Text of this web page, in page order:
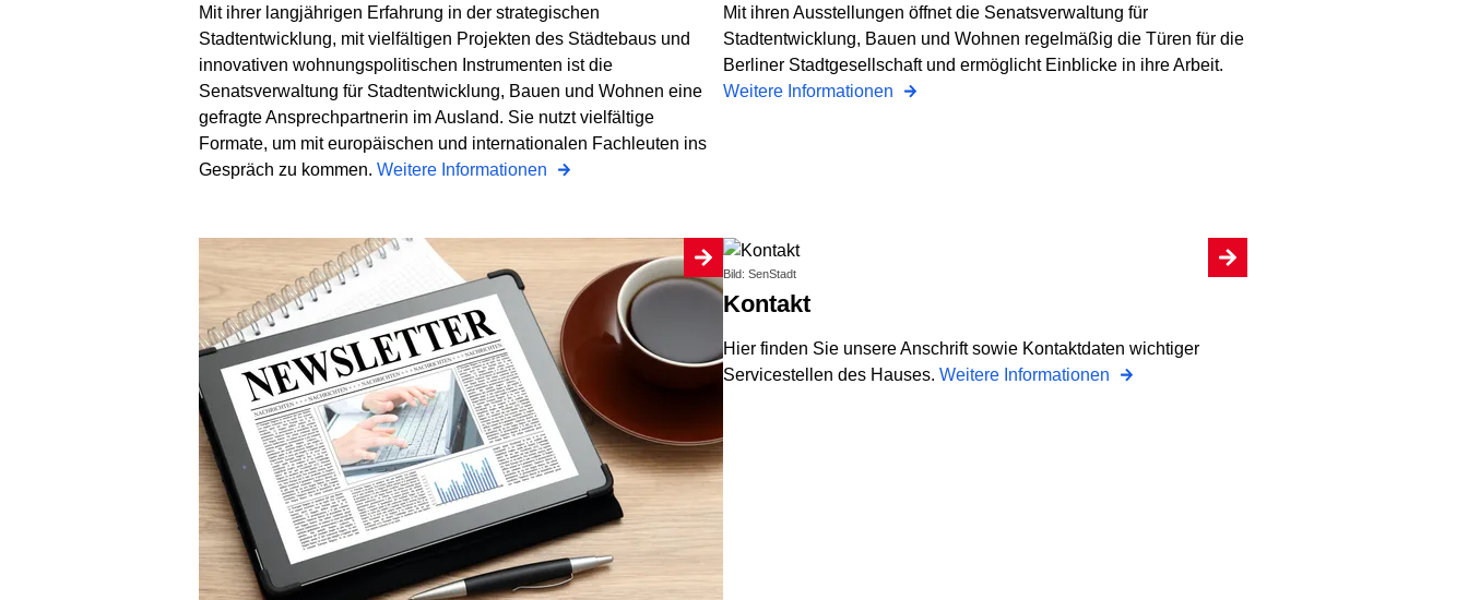
Mit ihrer langjährigen Erfahrung in der strategischen
Stadtentwicklung, mit vielfältigen Projekten des Städtebaus und
innovativen wohnungspolitischen Instrumenten ist die
Senatsverwaltung für Stadtentwicklung, Bauen und Wohnen eine
gefragte Ansprechpartnerin im Ausland. Sie nutzt vielfältige
Formate, um mit europäischen und internationalen Fachleuten ins
Gespräch zu kommen. Weitere Informationen
Mit ihren Ausstellungen öffnet die Senatsverwaltung für
Stadtentwicklung, Bauen und Wohnen regelmäßig die Türen für die
Berliner Stadtgesellschaft und ermöglicht Einblicke in ihre Arbeit.
Weitere Informationen
Bild: SenStadt
Kontakt
Hier finden Sie unsere Anschrift sowie Kontaktdaten wichtiger
Servicestellen des Hauses. Weitere Informationen